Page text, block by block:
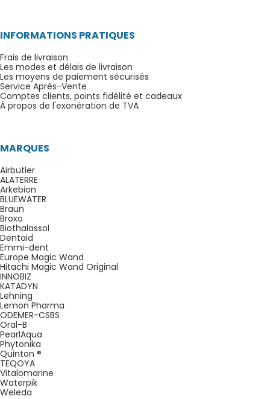
INFORMATIONS PRATIQUES
Frais de livraison
Les modes et délais de livraison
Les moyens de paiement sécurisés
Service Après-Vente
Comptes clients, points fidélité et cadeaux
À propos de l'exonération de TVA
MARQUES
Airbutler
ALATERRE
Arkebion
BLUEWATER
Braun
Broxo
Biothalassol
Dentaid
Emmi-dent
Europe Magic Wand
Hitachi Magic Wand Original
INNOBIZ
KATADYN
Lehning
Lemon Pharma
ODEMER-CSBS
Oral-B
PearlAqua
Phytonika
Quinton ®
TEQOYA
Vitalomarine
Waterpik
Weleda